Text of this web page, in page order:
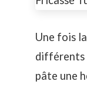
Une fois
différents
pâte une